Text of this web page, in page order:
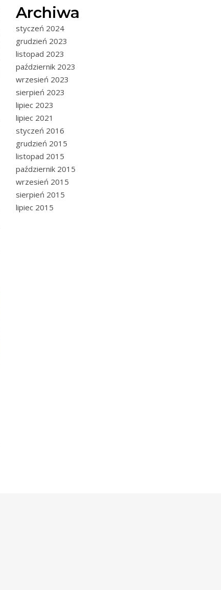
Archiwa
styczeń 2024
grudzień 2023
listopad 2023
październik 2023
wrzesień 2023
sierpień 2023
lipiec 2023
lipiec 2021
styczeń 2016
grudzień 2015
listopad 2015
październik 2015
wrzesień 2015
sierpień 2015
lipiec 2015